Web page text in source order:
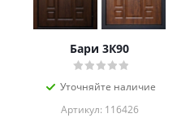
Бари 3К90
Уточняйте наличие
Артикул: 116426